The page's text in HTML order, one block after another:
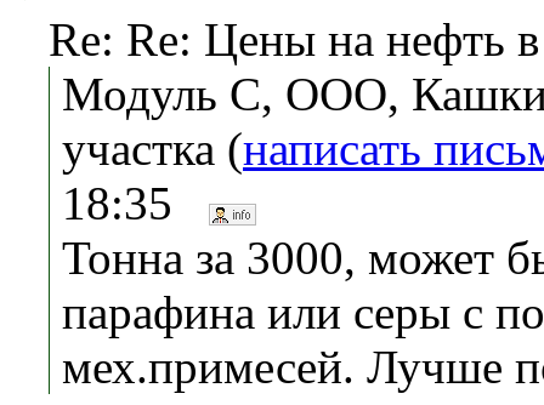
Re: Re: Цены на нефть в
Модуль С, ООО,
участка (написать
18:35
Тонна за 3000, может
парафина или серы с
мех.примесей. Лучше